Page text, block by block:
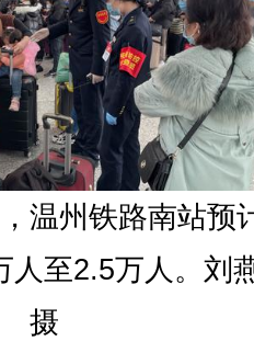
温州铁路南站预
人至2.5万人。刘
摄